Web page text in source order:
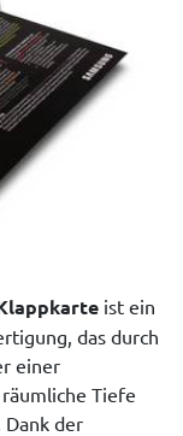
ist ein
das durch
einer
Tiefe
der